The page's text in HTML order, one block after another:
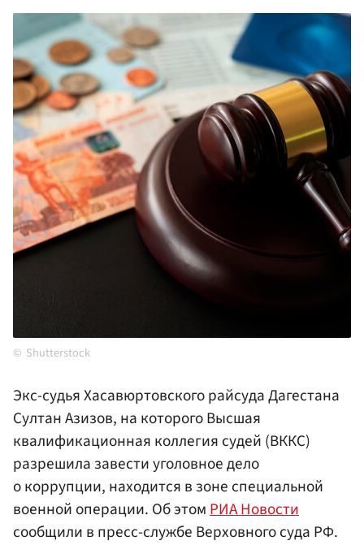
Shutterstock
Экс-судья Хасавюртовского райсуда Дагестана
Султан Азизов, на которого Высшая
квалификационная коллегия судей (ВККС)
разрешила завести уголовное дело
о коррупции, находится в зоне специальной
военной операции. Об этомРИА Новости
сообщили в пресс-службе Верховного суда РФ.